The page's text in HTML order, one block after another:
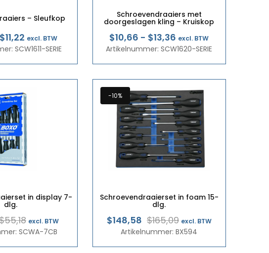
– Sleufkop
$11,22Prijsklasse:
€5,18
tot
€9,72
excl. BTW
SCW1611-SERIE
Schroevendraaiers met
doorgeslagen kling – Kruiskop
$10,66 - $13,36 Prijsklasse:
€9,23
tot
€11,57
excl. BTW
Artikelnummer: SCW1620-SERIE
in display 7-
dlg.
Oorspronkelijke
prijs
was:
Huidige
prijs
is:
excl. BTW
SCWA-7CB
-10%
Schroevendraaierset in foam 15-
dlg.
$165,09 Oorspronkelijke
prijs
was:
$148,58
Huidige
prijs
is:
excl. BTW
Artikelnummer: BX594